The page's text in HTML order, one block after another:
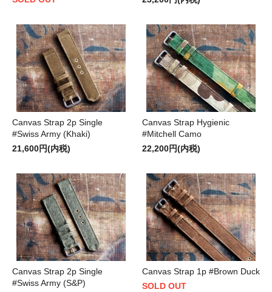
Canvas Strap 2p Single
#Swiss Army (Khaki)
21,600円(内税)
Canvas Strap Hygienic
#Mitchell Camo
22,200円(内税)
Canvas Strap 2p Single
#Swiss Army (S&P)
Canvas Strap 1p #Brown Duck
SOLD OUT